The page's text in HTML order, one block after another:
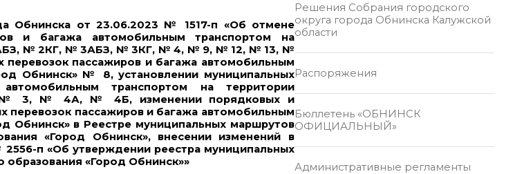
Обнинска от 23.06.2023 № 1517-п «Об отмене
и багажа автомобильным транспортом на
№ 2КГ, № 3АБЗ, № 3КГ, № 4, № 9, № 12, № 13, №
пассажиров и багажа автомобильным
Обнинск» № 8, установлении муниципальных
транспортом на территории
№ 3, № 4А, № 4Б, изменении порядковых и
перевозок пассажиров и багажа автомобильным
Обнинск» в Реестре муниципальных маршрутов
«Город Обнинск», внесении изменений в
п «Об утверждении реестра муниципальных
образования «Город Обнинск»»
Решения Собрания городского
округа города Обнинска Калужской
области
Распоряжения
Бюллетень «ОБНИНСК
ОФИЦИАЛЬНЫЙ»
Административные регламенты